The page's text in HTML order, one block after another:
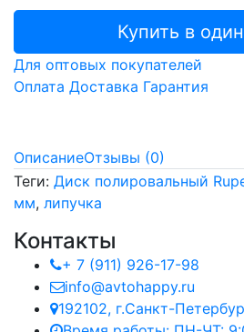
Купить в
Для оптовых покупателей
Оплата Доставка Гарантия
ОписаниеОтзывы (0)
Теги: Диск полировальный
мм, липучка
Контакты
+ 7 (911) 926-17-98
info@avtohappy.ru
192102, г.Санкт-